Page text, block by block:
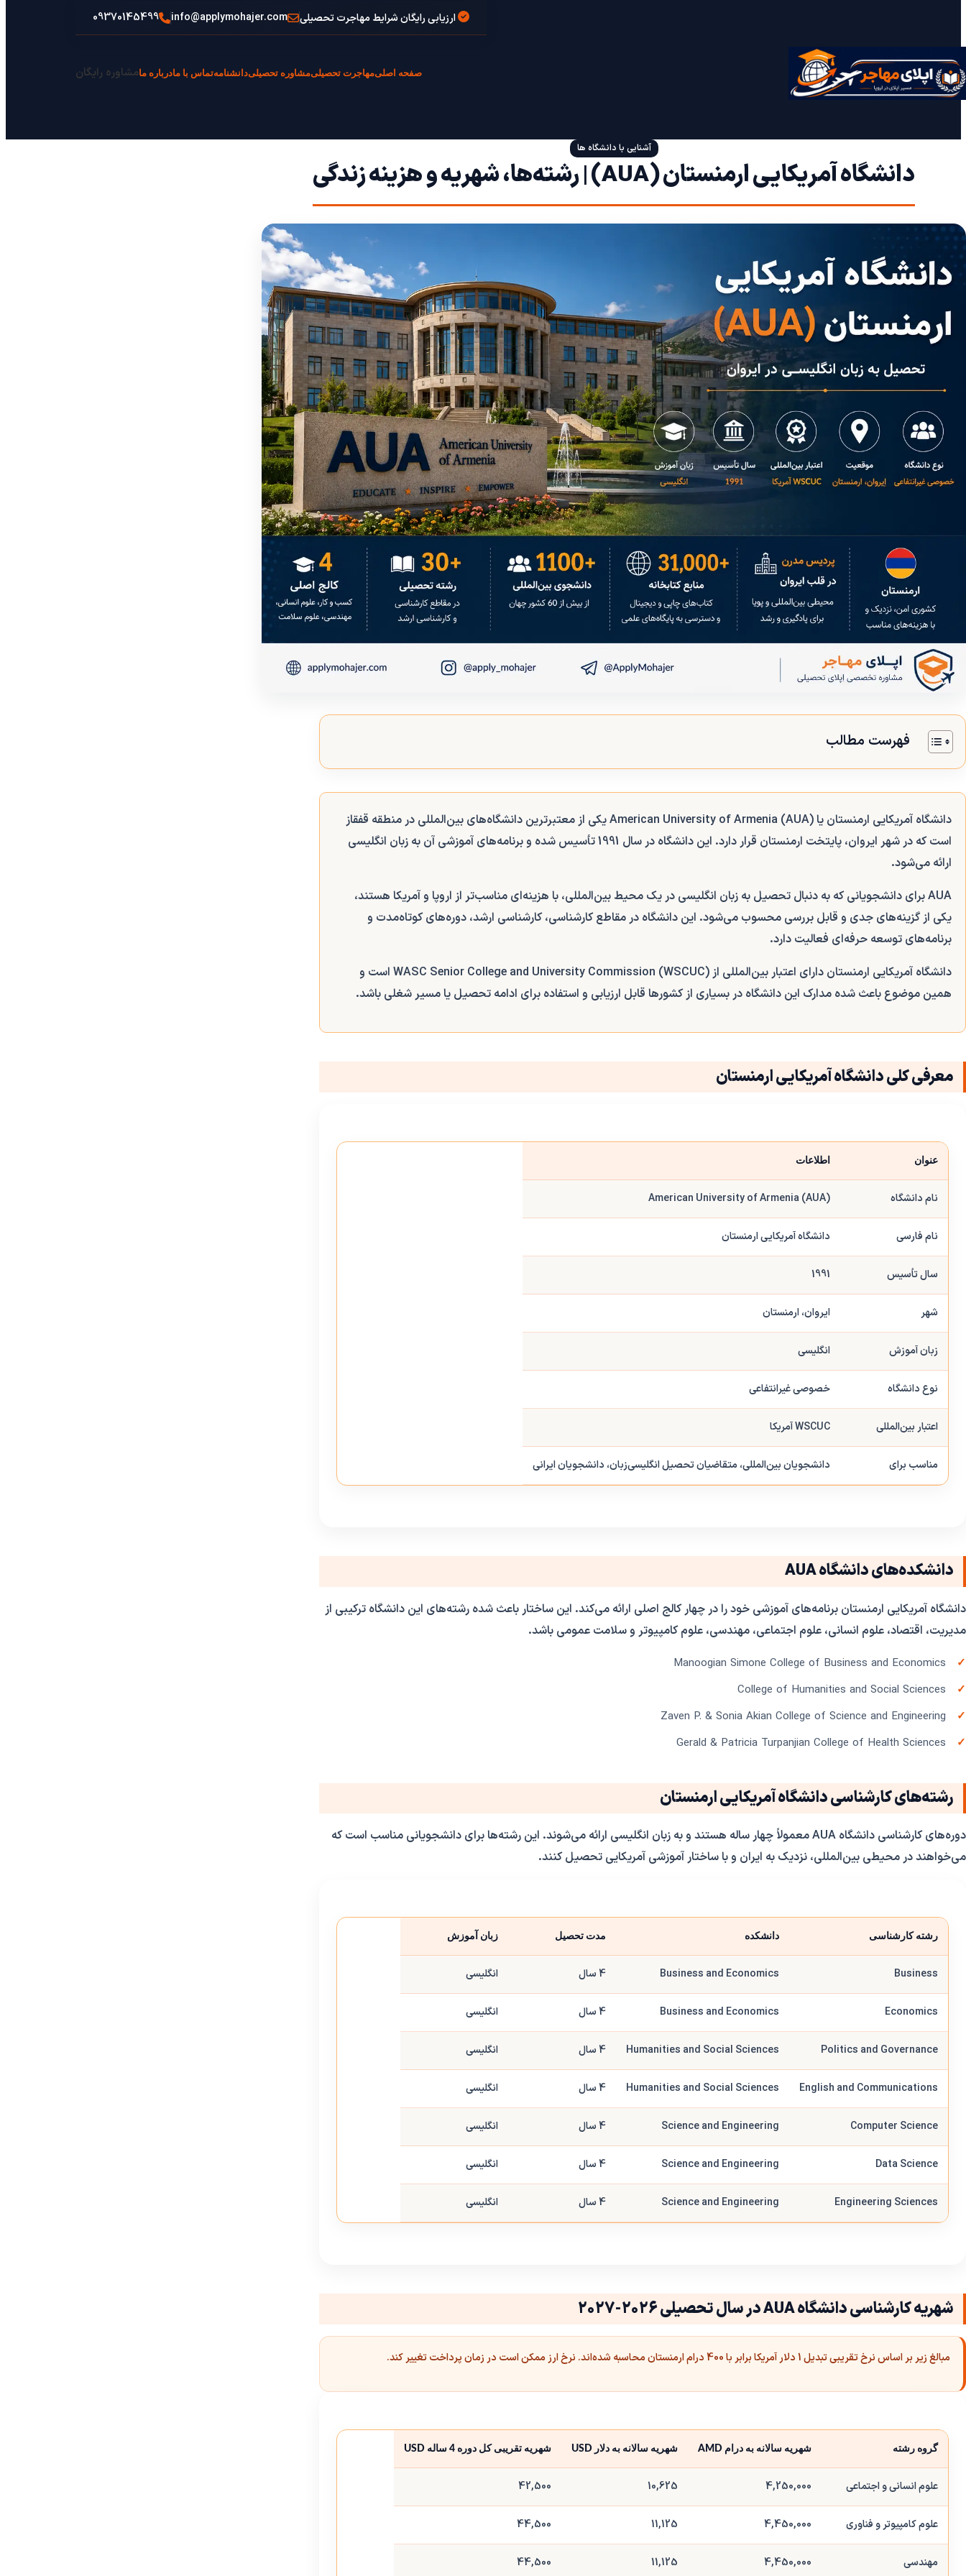
ارزیابی رایگان شرایط مهاجرت تحصیلی info@applymohajer.com
09370145499
صفحه اصلیمهاجرت تحصیلیمشاوره تحصیلیدانشنامهتماس با مادرباره مامشاوره رایگان
آشنایی با دانشگاه ها
دانشگاه آمریکایی ارمنستان (AUA) | رشته‌ها، شهریه و هزینه زندگی
فهرست مطالب
دانشگاه آمریکایی ارمنستان یاAmerican University of Armenia (AUA)یکی از معتبرترین دانشگاه‌های بین‌المللی در منطقه قفقاز
است که در شهر ایروان، پایتخت ارمنستان قرار دارد. این دانشگاه در سال 1991 تأسیس شده و برنامه‌های آموزشی آن به زبان انگلیسی
ارائه می‌شود.
AUA برای دانشجویانی که به دنبال تحصیل به زبان انگلیسی در یک محیط بین‌المللی، با هزینه‌ای مناسب‌تر از اروپا و آمریکا هستند،
یکی از گزینه‌های جدی و قابل بررسی محسوب می‌شود. این دانشگاه در مقاطع کارشناسی، کارشناسی ارشد، دوره‌های کوتاه‌مدت و
برنامه‌های توسعه حرفه‌ای فعالیت دارد.
دانشگاه آمریکایی ارمنستان دارای اعتبار بین‌المللی ازWASC Senior College and University Commission (WSCUC) است و
همین موضوع باعث شده مدارک این دانشگاه در بسیاری از کشورها قابل ارزیابی و استفاده برای ادامه تحصیل یا مسیر شغلی باشد.
معرفی کلی دانشگاه آمریکایی ارمنستان
عنوان اطلاعات
نام دانشگاه American University of Armenia (AUA)
نام فارسی دانشگاه آمریکایی ارمنستان
سال تأسیس 1991
شهر ایروان، ارمنستان
زبان آموزش انگلیسی
نوع دانشگاه خصوصی غیرانتفاعی
اعتبار بین‌المللی WSCUC آمریکا
مناسب برای دانشجویان بین‌المللی، متقاضیان تحصیل انگلیسی‌زبان، دانشجویان ایرانی
دانشکده‌های دانشگاه AUA
دانشگاه آمریکایی ارمنستان برنامه‌های آموزشی خود را در چهار کالج اصلی ارائه می‌کند. این ساختار باعث شده رشته‌های این دانشگاه ترکیبی از
مدیریت، اقتصاد، علوم انسانی، علوم اجتماعی، مهندسی، علوم کامپیوتر و سلامت عمومی باشد.
Manoogian Simone College of Business and Economics
College of Humanities and Social Sciences
Zaven P. & Sonia Akian College of Science and Engineering
Gerald & Patricia Turpanjian College of Health Sciences
رشته‌های کارشناسی دانشگاه آمریکایی ارمنستان
دوره‌های کارشناسی دانشگاه AUA معمولاً چهار ساله هستند و به زبان انگلیسی ارائه می‌شوند. این رشته‌ها برای دانشجویانی مناسب است که
می‌خواهند در محیطی بین‌المللی، نزدیک به ایران و با ساختار آموزشی آمریکایی تحصیل کنند.
رشته کارشناسی دانشکده مدت تحصیل زبان آموزش
Business
Business and Economics 4 سال انگلیسی
Economics
Business and Economics 4 سال انگلیسی
Politics and Governance
Humanities and Social Sciences 4 سال انگلیسی
English and Communications
Humanities and Social Sciences 4 سال انگلیسی
Computer Science
Science and Engineering 4 سال انگلیسی
Data Science
Science and Engineering 4 سال انگلیسی
Engineering Sciences
Science and Engineering 4 سال انگلیسی
شهریه کارشناسی دانشگاه AUA در سال تحصیلی 2026-2027
مبالغ زیر بر اساس نرخ تقریبی تبدیل 1 دلار آمریکا برابر با 400 درام ارمنستان محاسبه شده‌اند. نرخ ارز ممکن است در زمان پرداخت تغییر کند.
گروه رشته شهریه سالانه به درام AMD شهریه سالانه به دلار USD شهریه تقریبی کل دوره 4 ساله USD
علوم انسانی و اجتماعی 4,250,000
10,625
42,500
علوم کامپیوتر و فناوری 4,450,000
11,125
44,500
مهندسی 4,450,000
11,125
44,500